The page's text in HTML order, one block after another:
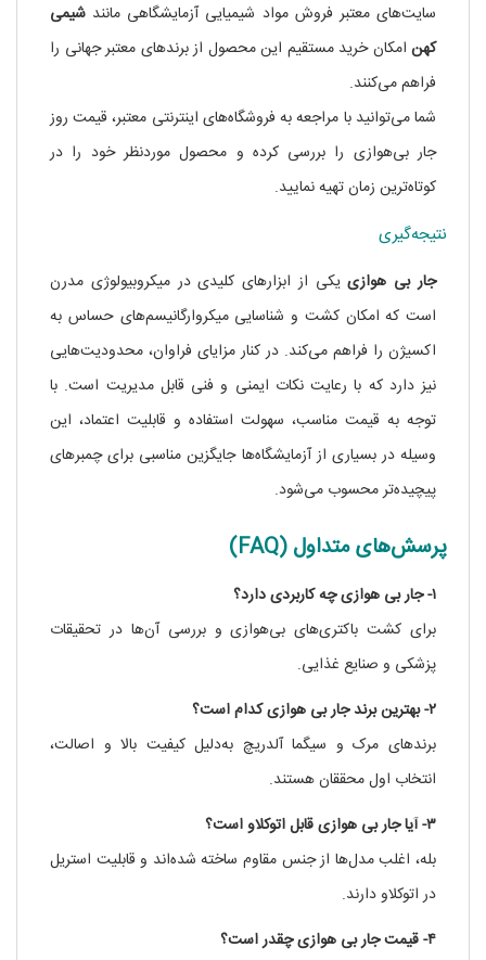
سایت‌های معتبر فروش مواد شیمیایی آزمایشگاهی مانند شیمی
کهن امکان خرید مستقیم این محصول از برندهای معتبر جهانی را
فراهم می‌کنند.
شما می‌توانید با مراجعه به فروشگاه‌های اینترنتی معتبر، قیمت روز
جار بی‌هوازی را بررسی کرده و محصول موردنظر خود را در
کوتاه‌ترین زمان تهیه نمایید.
نتیجه‌گیری
جار بی‌ هوازییکی از ابزارهای کلیدی در میکروبیولوژی مدرن
است که امکان کشت و شناسایی میکروارگانیسم‌های حساس به
اکسیژن را فراهم می‌کند. در کنار مزایای فراوان، محدودیت‌هایی
نیز دارد که با رعایت نکات ایمنی و فنی قابل مدیریت است. با
توجه به قیمت مناسب، سهولت استفاده و قابلیت اعتماد، این
وسیله در بسیاری از آزمایشگاه‌ها جایگزین مناسبی برای چمبرهای
پیچیده‌تر محسوب می‌شود.
پرسش‌های متداول (FAQ)
۱- جار بی‌ هوازی چه کاربردی دارد؟
برای کشت باکتری‌های بی‌هوازی و بررسی آن‌ها در تحقیقات
پزشکی و صنایع غذایی.
۲- بهترین برند جار بی هوازی کدام است؟
برندهای مرک و سیگما آلدریچ به‌دلیل کیفیت بالا و اصالت،
انتخاب اول محققان هستند.
۳- آیا جار بی‌ هوازی قابل اتوکلاو است؟
بله، اغلب مدل‌ها از جنس مقاوم ساخته شده‌اند و قابلیت استریل
در اتوکلاو دارند.
۴- قیمت جار بی‌ هوازی چقدر است؟